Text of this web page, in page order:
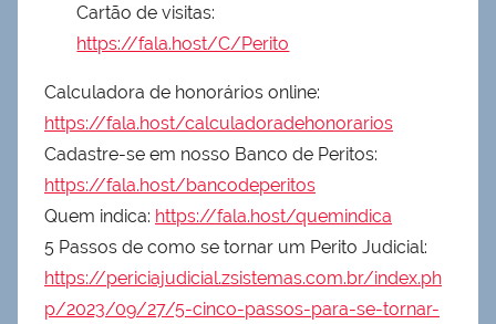
Cartão de visitas:
https://fala.host/C/Perito
Calculadora de honorários online:
https://fala.host/calculadoradehonorarios
Cadastre-se em nosso Banco de Peritos:
https://fala.host/bancodeperitos
Quem indica: https://fala.host/quemindica
5 Passos de como se tornar um Perito Judicial:
https://periciajudicial.zsistemas.com.br/index.ph
p/2023/09/27/5-cinco-passos-para-se-tornar-